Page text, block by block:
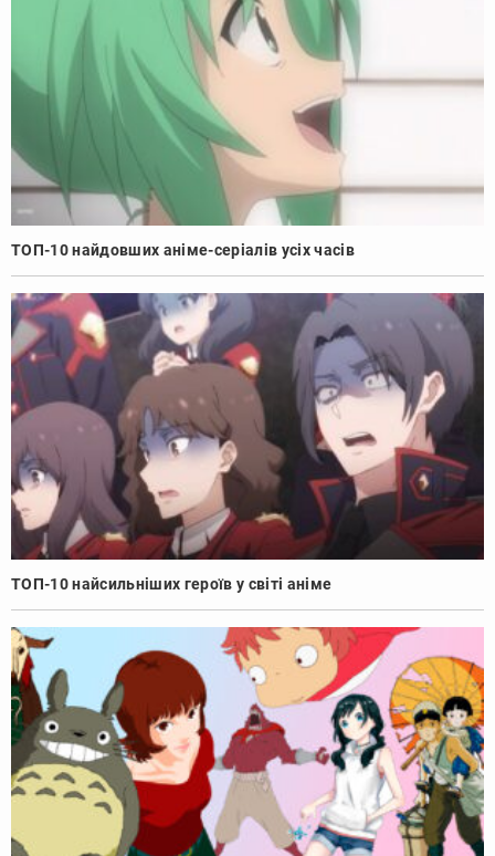
ТОП-10 найдовших аніме-серіалів усіх часів
ТОП-10 найсильніших героїв у світі аніме